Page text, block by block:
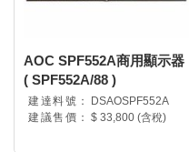
AOC SPF552A商用顯示器
( SPF552A/88 )
建達料號：
DSAOSPF552A
建議售價： $ 33,800 (含稅)